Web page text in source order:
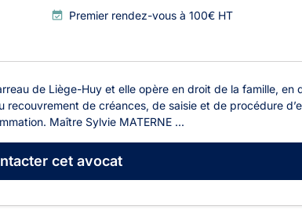
Premier rendez-vous à 100€ HT
de Liège-Huy et elle opère en droit de la famille, en
de créances, de saisie et de procédure
Maître Sylvie MATERNE ...
cet avocat